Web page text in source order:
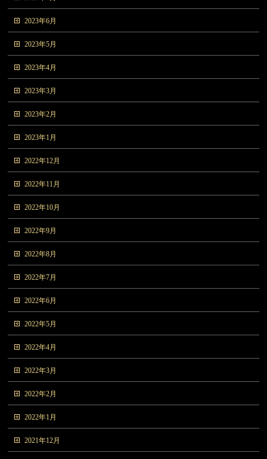
2023年6月
2023年5月
2023年4月
2023年3月
2023年2月
2023年1月
2022年12月
2022年11月
2022年10月
2022年9月
2022年8月
2022年7月
2022年6月
2022年5月
2022年4月
2022年3月
2022年2月
2022年1月
2021年12月